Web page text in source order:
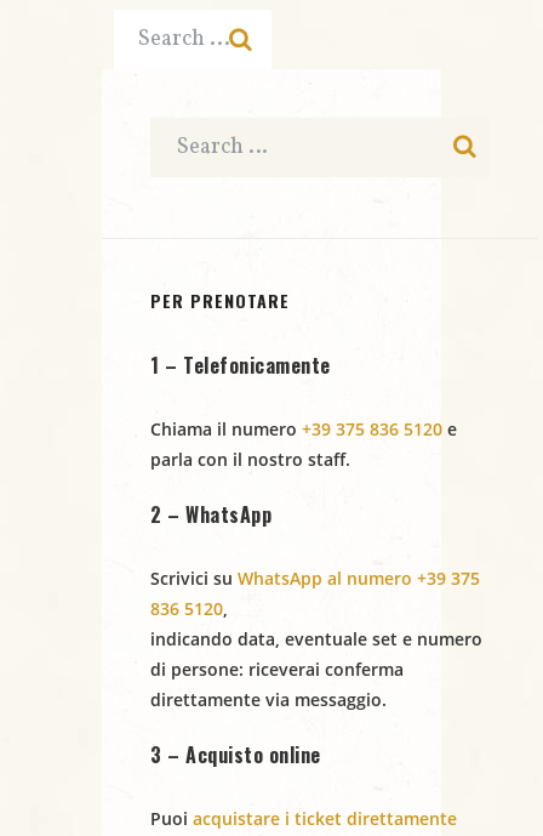
PER PRENOTARE
1 – Telefonicamente
Chiama il numero +39 375 836 5120 e
parla con il nostro staff.
2 – WhatsApp
Scrivici su WhatsApp al numero +39 375
836 5120,
indicando data, eventuale set e numero
di persone: riceverai conferma
direttamente via messaggio.
3 – Acquisto online
Puoi acquistare i ticket direttamente